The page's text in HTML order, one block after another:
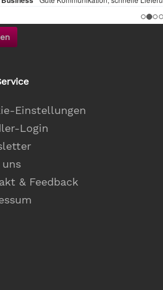
Einstellungen
Login
uns
& Feedback